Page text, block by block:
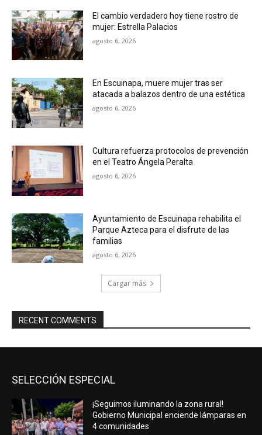
El cambio verdadero hoy tiene rostro de
mujer: Estrella Palacios
agosto 6, 2026
En Escuinapa, muere mujer tras ser
atacada a balazos dentro de una estética
agosto 6, 2026
Cultura refuerza protocolos de prevención
en el Teatro Ángela Peralta
agosto 6, 2026
Ayuntamiento de Escuinapa rehabilita el
Parque Azteca para el disfrute de las
familias
agosto 6, 2026
Cargar más
RECENT COMMENTS
SELECCIÓN ESPECIAL
¡Seguimos iluminando la zona rural!
Gobierno Municipal enciende lámparas en
4 comunidades